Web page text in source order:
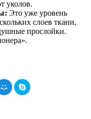
уколов.
Это уже уровень
слоев ткани,
прослойки.